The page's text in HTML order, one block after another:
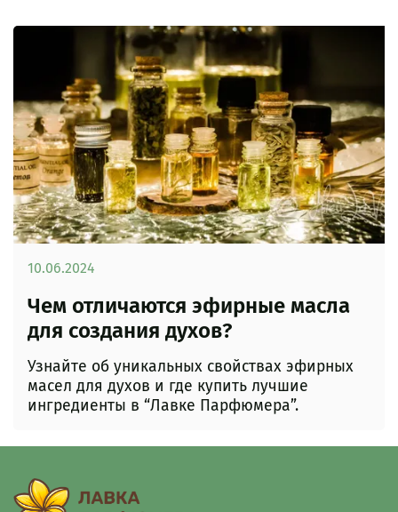
Чем отличаются эфирные масла
для создания духов?
Узнайте об уникальных свойствах эфирных
масел для духов и где купить лучшие
ингредиенты в “Лавке Парфюмера”.
10.06.2024